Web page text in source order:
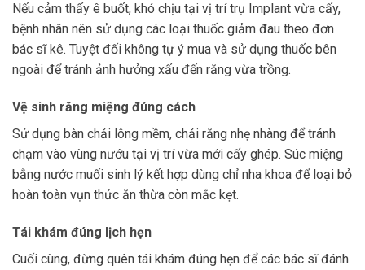
Nếu cảm thấy ê buốt, khó chịu tại vị trí trụ Implant vừa cấy,
bệnh nhân nên sử dụng các loại thuốc giảm đau theo đơn
bác sĩ kê. Tuyệt đối không tự ý mua và sử dụng thuốc bên
ngoài để tránh ảnh hưởng xấu đến răng vừa trồng.
Vệ sinh răng miệng đúng cách
Sử dụng bàn chải lông mềm, chải răng nhẹ nhàng để tránh
chạm vào vùng nướu tại vị trí vừa mới cấy ghép. Súc miệng
bằng nước muối sinh lý kết hợp dùng chỉ nha khoa để loại bỏ
hoàn toàn vụn thức ăn thừa còn mắc kẹt.
Tái khám đúng lịch hẹn
Cuối cùng, đừng quên tái khám đúng hẹn để các bác sĩ đánh